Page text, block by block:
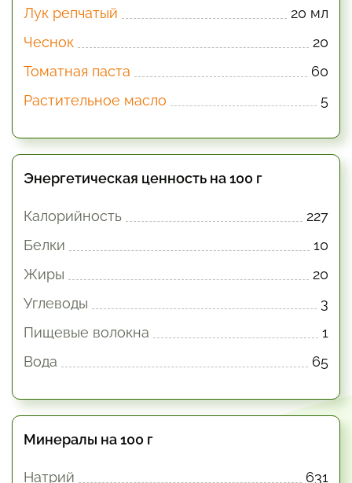
Лук репчатый
20 мл
Чеснок
20
Томатная паста
60
Растительное масло
5
Энергетическая ценность на 100 г
Калорийность
227
Белки
10
Жиры
20
Углеводы
3
Пищевые волокна
1
Вода
65
Минералы на 100 г
Натрий
631